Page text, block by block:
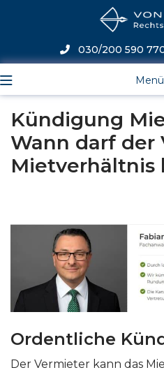
Menü
030/200 590
Kündigung
Wann darf der
Mietverhältnis
Ordentliche
Der Vermieter kann das